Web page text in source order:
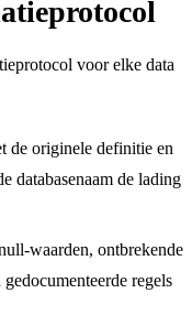
voor elke data
de originele definitie en
databasenaam de lading
waarden, ontbrekende
regels